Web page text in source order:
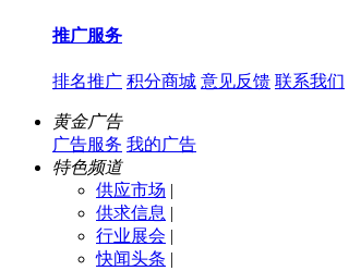
推广服务
排名推广 积分商城 意见反馈 联系我们
黄金广告
广告服务 我的广告
特色频道
供应市场 |
供求信息 |
行业展会 |
快闻头条 |